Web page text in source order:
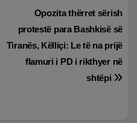
Opozita thërret sërish
protestë para Bashkisë së
Tiranës, Këlliçi: Le të na prijë
flamuri i PD i rikthyer në
shtëpi